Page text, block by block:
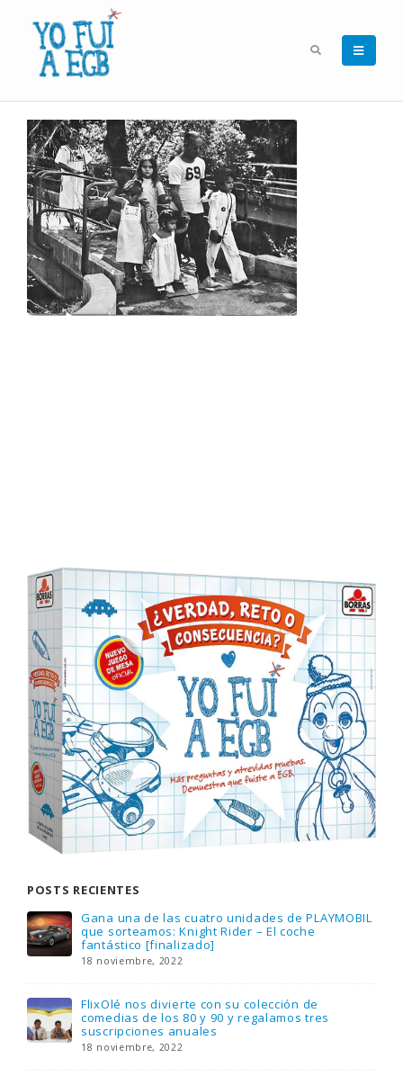
POSTS RECIENTES
Gana una de las cuatro unidades de PLAYMOBIL
que sorteamos: Knight Rider – El coche
fantástico [finalizado]
18 noviembre, 2022
FlixOlé nos divierte con su colección de
comedias de los 80 y 90 y regalamos tres
suscripciones anuales
18 noviembre, 2022